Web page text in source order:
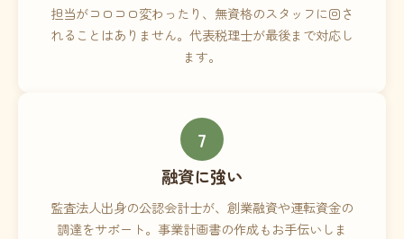
担当がコロコロ変わったり、無資格のスタッフに回さ
れることはありません。代表税理士が最後まで対応し
ます。
7
融資に強い
監査法人出身の公認会計士が、創業融資や運転資金の
調達をサポート。事業計画書の作成もお手伝いしま